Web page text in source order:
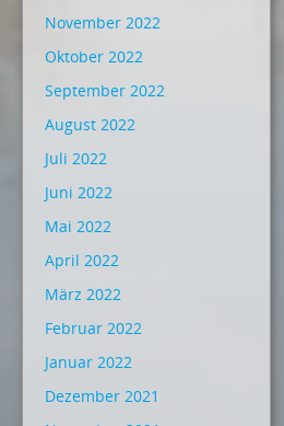
November 2022
Oktober 2022
September 2022
August 2022
Juli 2022
Juni 2022
Mai 2022
April 2022
März 2022
Februar 2022
Januar 2022
Dezember 2021